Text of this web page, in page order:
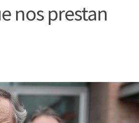
nos prestan